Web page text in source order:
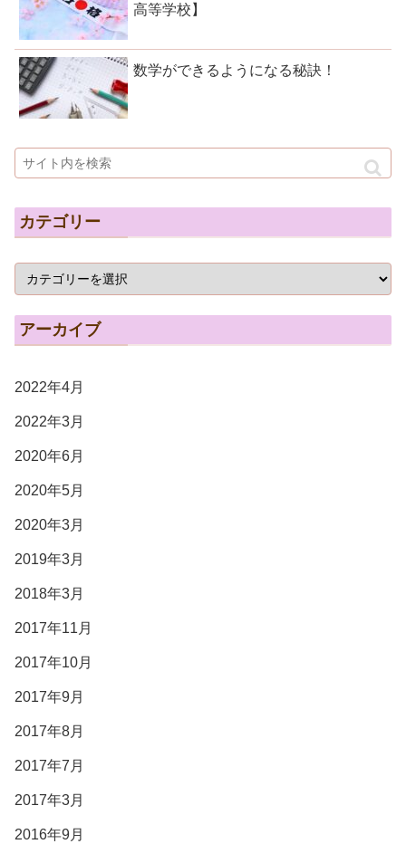
高等学校】
数学ができるようになる秘訣！
カテゴリー
アーカイブ
2022年4月
2022年3月
2020年6月
2020年5月
2020年3月
2019年3月
2018年3月
2017年11月
2017年10月
2017年9月
2017年8月
2017年7月
2017年3月
2016年9月